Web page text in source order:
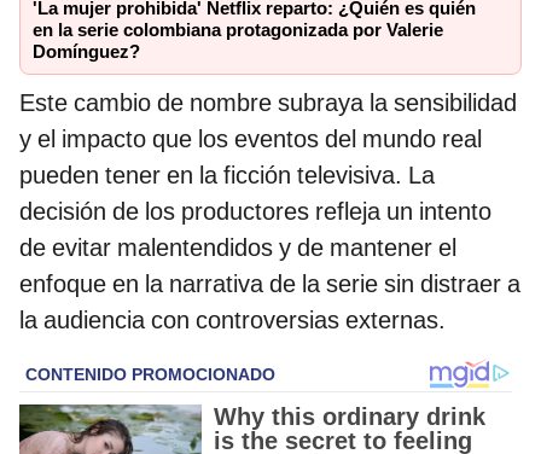
'La mujer prohibida' Netflix reparto: ¿Quién es quién
en la serie colombiana protagonizada por Valerie
Domínguez?
Este cambio de nombre subraya la sensibilidad
y el impacto que los eventos del mundo real
pueden tener en la ficción televisiva. La
decisión de los productores refleja un intento
de evitar malentendidos y de mantener el
enfoque en la narrativa de la serie sin distraer a
la audiencia con controversias externas.